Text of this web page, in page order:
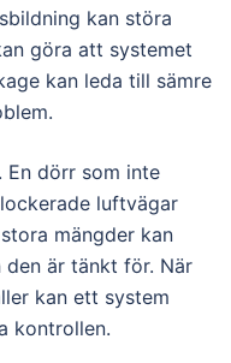
kan störa
göra att systemet
kan leda till sämre
En dörr som inte
luftvägar
mängder kan
den är tänkt för. När
kan ett system
kontrollen.